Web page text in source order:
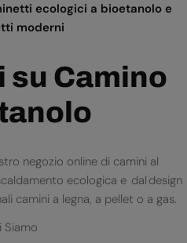
ecologici a bioetanolo e
moderni
su Camino
negozio online di camini al
ecologica e dal design
camini a legna, a pellet o a gas.
Siamo